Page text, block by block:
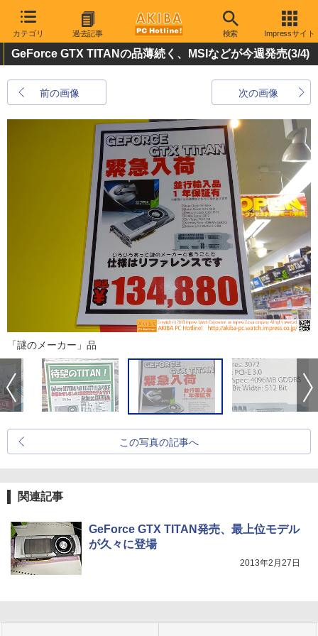
カテゴリ 過去記事 検索 Impressサイト
GeForce GTX TITANの品薄続く、MSIなどが今週発売(3/4)
前の画像 次の画像
「謎のメーカー」品
この写真の記事へ
関連記事
GeForce GTX TITAN発売、最上位モデル
が久々に登場
2013年2月27日